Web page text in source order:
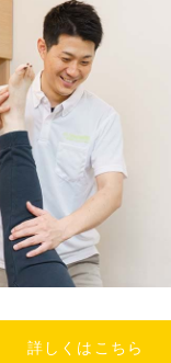
詳しくはこちら
中村鍼灸接骨院
のこだわりポイント